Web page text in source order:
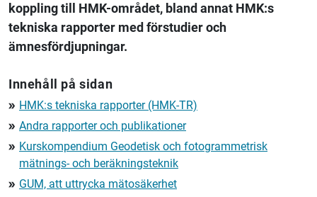
koppling till HMK-området, bland annat HMK:s
tekniska rapporter med förstudier och
ämnesfördjupningar.
Innehåll på sidan
double_arrow HMK:s tekniska rapporter (HMK-TR)
double_arrow Andra rapporter och publikationer
double_arrow Kurskompendium Geodetisk och fotogrammetrisk
mätnings- och beräkningsteknik
double_arrow GUM, att uttrycka mätosäkerhet